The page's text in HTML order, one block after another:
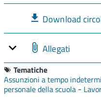
Download
Allegati
Tematiche
Assunzioni a tempo
personale della scuola -